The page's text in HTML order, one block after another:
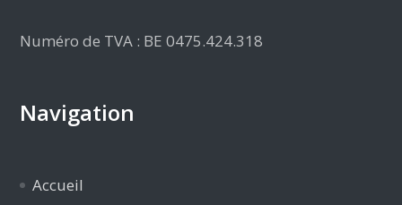
Numéro de TVA : BE 0475.424.318
Navigation
Accueil